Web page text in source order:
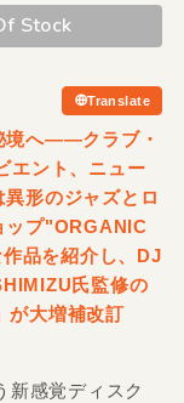
Stock
Translate
境へ——クラブ・
エント、ニュー
形のジャズとロ
ップ"ORGANIC
品を紹介し、DJ
氏監修の
が大増補改訂
新感覚ディスク